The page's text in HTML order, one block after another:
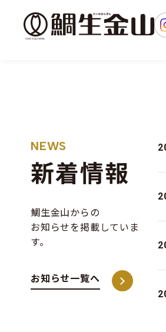
出か
NEWS
新着情報
鯛生金山からの
お知らせを掲載していま
す。
お知らせ一覧へ